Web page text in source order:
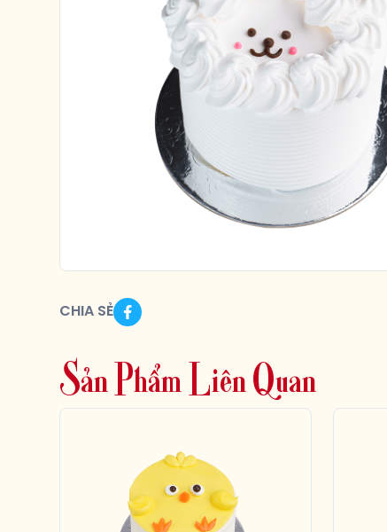
CHIA SẺ
Sản Phẩm Liên Quan